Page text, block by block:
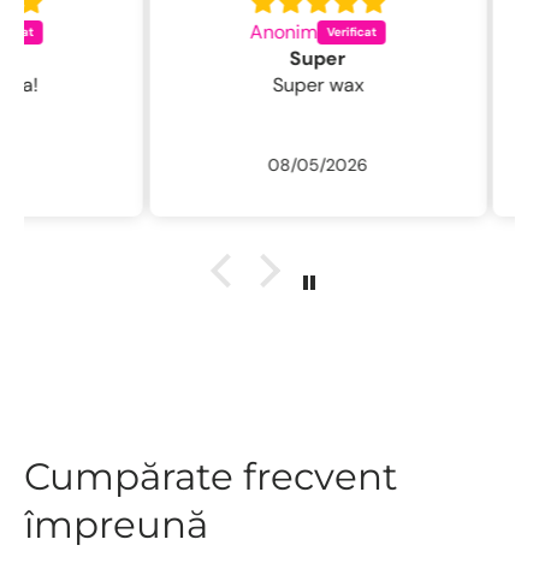
Anonim
Super
Super wax
08/05/2026
Cumpărate frecvent
împreună